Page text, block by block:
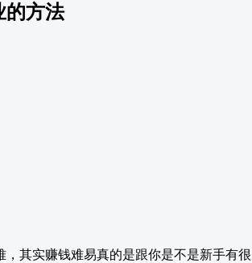
的方法
其实赚钱难易真的是跟你是不是新手有